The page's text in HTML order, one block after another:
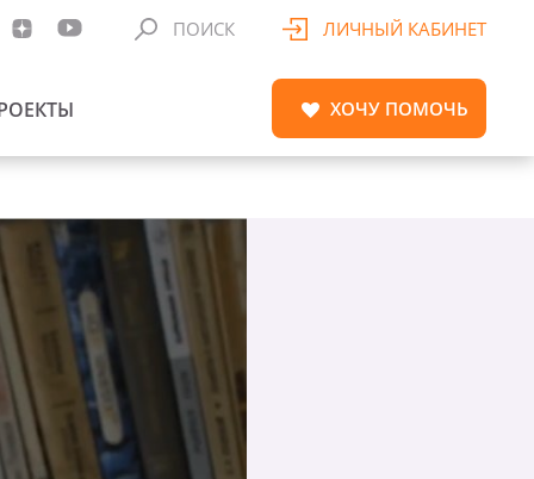
ПОИСК ЛИЧНЫЙ КАБИНЕТ
ХОЧУ ПОМОЧЬ